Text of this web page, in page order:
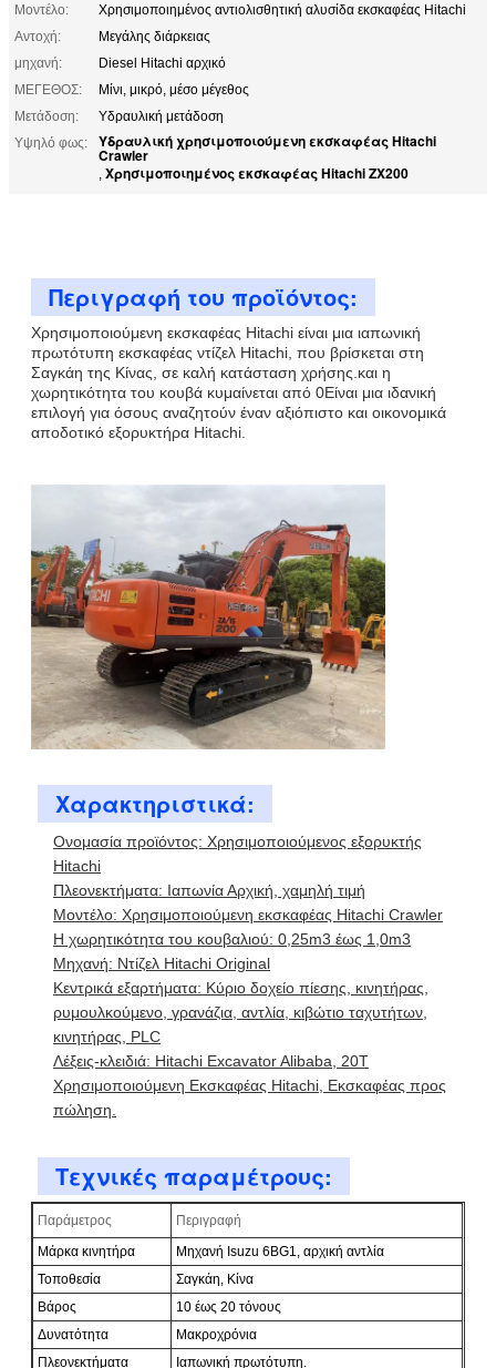
Μοντέλο:
Χρησιμοποιημένος αντιολισθητική αλυσίδα εκσκαφέας Hitachi
Αντοχή:
Μεγάλης διάρκειας
μηχανή:
Diesel Hitachi αρχικό
ΜΕΓΕΘΟΣ:
Μίνι, μικρό, μέσο μέγεθος
Μετάδοση:
Υδραυλική μετάδοση
Υψηλό φως:
Υδραυλική χρησιμοποιούμενη εκσκαφέας Hitachi
Crawler
, Χρησιμοποιημένος εκσκαφέας Hitachi ZX200
Περιγραφή του προϊόντος:
Χρησιμοποιούμενη εκσκαφέας Hitachi είναι μια ιαπωνική
πρωτότυπη εκσκαφέας ντίζελ Hitachi, που βρίσκεται στη
Σαγκάη της Κίνας, σε καλή κατάσταση χρήσης.και η
χωρητικότητα του κουβά κυμαίνεται από 0Είναι μια ιδανική
επιλογή για όσους αναζητούν έναν αξιόπιστο και οικονομικά
αποδοτικό εξορυκτήρα Hitachi.
Χαρακτηριστικά:
Ονομασία προϊόντος: Χρησιμοποιούμενος εξορυκτής
Hitachi
Πλεονεκτήματα: Ιαπωνία Αρχική, χαμηλή τιμή
Μοντέλο: Χρησιμοποιούμενη εκσκαφέας Hitachi Crawler
Η χωρητικότητα του κουβαλιού: 0,25m3 έως 1,0m3
Μηχανή: Ντίζελ Hitachi Original
Κεντρικά εξαρτήματα: Κύριο δοχείο πίεσης, κινητήρας,
ρυμουλκούμενο, γρανάζια, αντλία, κιβώτιο ταχυτήτων,
κινητήρας, PLC
Λέξεις-κλειδιά: Hitachi Excavator Alibaba, 20T
Χρησιμοποιούμενη Εκσκαφέας Hitachi, Εκσκαφέας προς
πώληση.
Τεχνικές παραμέτρους:
Παράμετρος
Περιγραφή
Μάρκα κινητήρα
Μηχανή Isuzu 6BG1, αρχική αντλία
Τοποθεσία
Σαγκάη, Κίνα
Βάρος
10 έως 20 τόνους
Δυνατότητα
Μακροχρόνια
Πλεονεκτήματα
Ιαπωνική πρωτότυπη.